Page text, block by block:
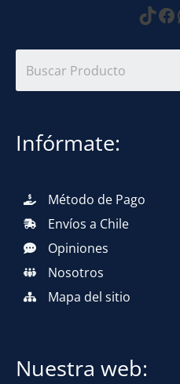
Infórmate:
Método de Pago
Envíos a Chile
Opiniones
Nosotros
Mapa del sitio
Nuestra web: